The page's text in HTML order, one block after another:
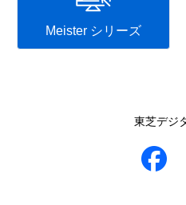
Meister シリーズ
東芝デジ